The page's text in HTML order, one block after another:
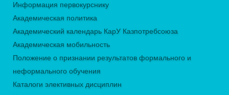
Информация первокурснику
Академическая политика
Академический календарь КарУ Казпотребсоюза
Академическая мобильность
Положение о признании результатов формального и
неформального обучения
Каталоги элективных дисциплин